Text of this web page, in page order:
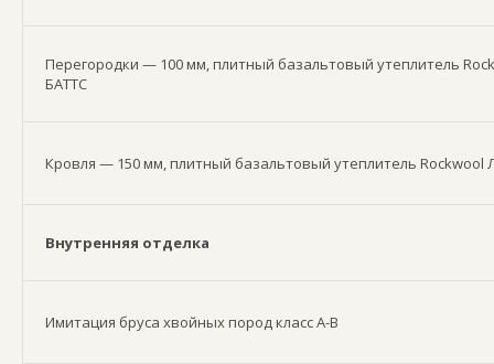
Перегородки — 100 мм, плитный базальтовый утеплитель
БАТТС
Кровля — 150 мм, плитный базальтовый утеплитель Rockwool
Внутренняя отделка
Имитация бруса хвойных пород класс А-В